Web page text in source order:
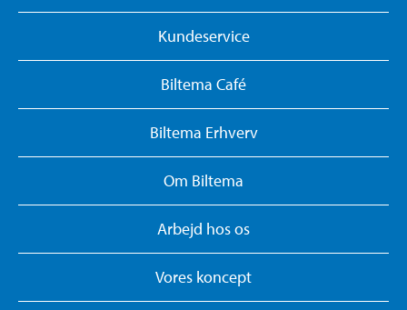
Kundeservice
Biltema Café
Biltema Erhverv
Om Biltema
Arbejd hos os
Vores koncept